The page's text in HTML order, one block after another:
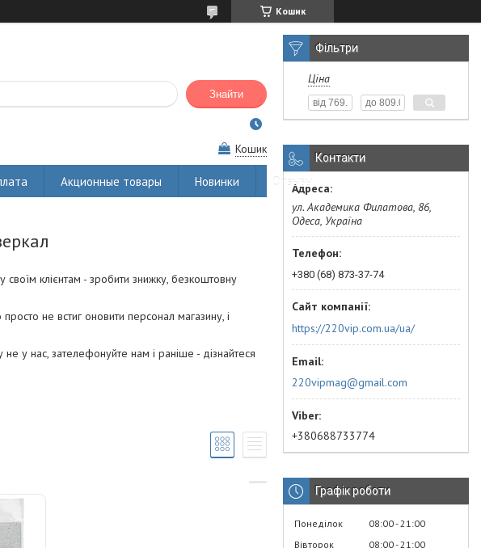
Кошик
Знайти
Кошик
Акционные товары Новинки Отзывы
своїм клієнтам - зробити знижку, безкоштовну
не встиг оновити персонал магазину, і
у нас, зателефонуйте нам і раніше - дізнайтеся
Фільтри
Ціна
Контакти
ул. Академика Филатова, 86,
Одеса, Україна
+380 (68) 873-37-74
https://220vip.com.ua/ua/
220vipmag@gmail.com
+380688733774
Графік роботи
Понеділок 08:00 21:00
Вівторок
08:00 21:00